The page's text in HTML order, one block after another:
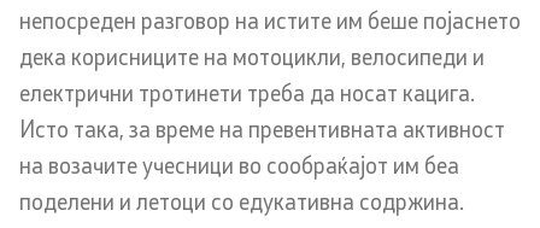
Полагање на стручен испит
Корисни информации за државјаните на РСМ кои
живееат во странство
непосреден разговор на истите им беше појаснето
дека корисниците на мотоцикли, велосипеди и
електрични тротинети треба да носат кацига.
Исто така, за време на превентивната активност
на возачите учесници во сообраќајот им беа
поделени и летоци со едукативна содржина.